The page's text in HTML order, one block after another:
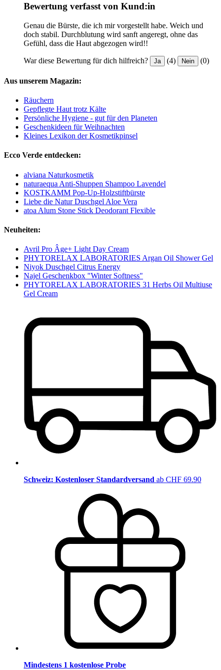
Bewertung verfasst von Kund:in
Genau die Bürste, die ich mir vorgestellt habe. Weich und
doch stabil. Durchblutung wird sanft angeregt, ohne das
Gefühl, dass die Haut abgezogen wird!!
War diese Bewertung für dich hilfreich? Ja (4) Nein (0)
Aus unserem Magazin:
Räuchern
Gepflegte Haut trotz Kälte
Persönliche Hygiene - gut für den Planeten
Geschenkideen für Weihnachten
Kleines Lexikon der Kosmetikpinsel
Ecco Verde entdecken:
alviana Naturkosmetik
naturaequa Anti-Shuppen Shampoo Lavendel
KOSTKAMM Pop-Up-Holzstiftbürste
Liebe die Natur Duschgel Aloe Vera
atoa Alum Stone Stick Deodorant Flexible
Neuheiten:
Avril Pro Âge+ Light Day Cream
PHYTORELAX LABORATORIES Argan Oil Shower Gel
Niyok Duschgel Citrus Energy
Najel Geschenkbox "Winter Softness"
PHYTORELAX LABORATORIES 31 Herbs Oil Multiuse
Gel Cream
Schweiz: Kostenloser Standardversand ab CHF 69.90
Mindestens 1 kostenlose Probe